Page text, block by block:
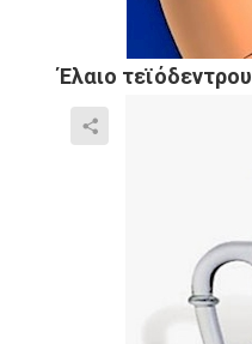
Έλαιο τεϊόδεντρου